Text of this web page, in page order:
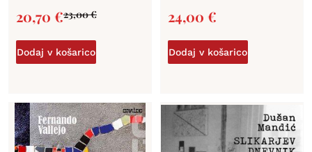
23,00€
20,70 €
Dodaj v košarico
24,00 €
Dodaj v košarico